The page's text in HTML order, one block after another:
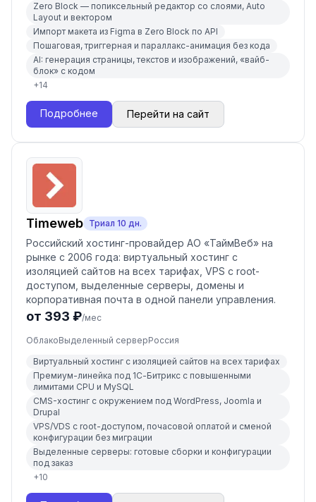
Zero Block — попиксельный редактор со слоями, Auto
Layout и вектором
Импорт макета из Figma в Zero Block по API
Пошаговая, триггерная и параллакс-анимация без кода
AI: генерация страницы, текстов и изображений, «вайб-
блок» с кодом
+14
Подробнее Перейти на сайт
Timeweb Триал 10 дн.
Российский хостинг-провайдер АО «ТаймВеб» на
рынке с 2006 года: виртуальный хостинг с
изоляцией сайтов на всех тарифах, VPS с root-
доступом, выделенные серверы, домены и
корпоративная почта в одной панели управления.
от 393 ₽/мес
ОблакоВыделенный серверРоссия
Виртуальный хостинг с изоляцией сайтов на всех тарифах
Премиум-линейка под 1С-Битрикс с повышенными
лимитами CPU и MySQL
CMS-хостинг с окружением под WordPress, Joomla и
Drupal
VPS/VDS с root-доступом, почасовой оплатой и сменой
конфигурации без миграции
Выделенные серверы: готовые сборки и конфигурации
под заказ
+10